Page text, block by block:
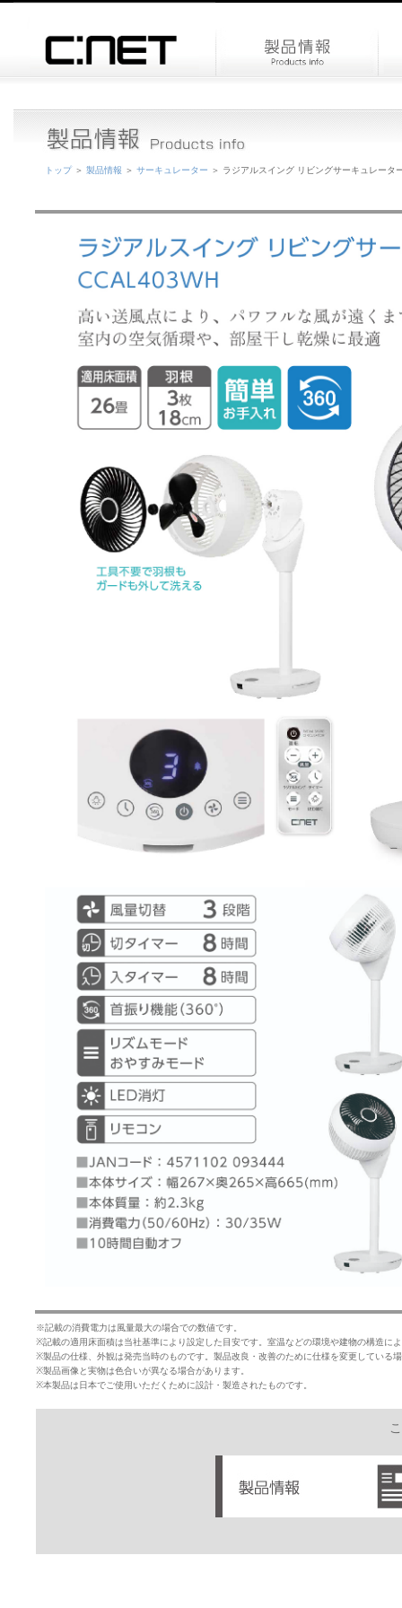
トップ＞ 製品情報 ＞ サーキュレーター ＞ ラジアルスイング リビングサーキュレー
※記載の消費電力は風量最大の場合での数値です。
※記載の適用床面積は当社基準により設定した目安です。室温などの環境や建物の構造に
※製品の仕様、外観は発売当時のものです。製品改良・改善のために仕様を変更している
※製品画像と実物は色合いが異なる場合があります。
※本製品は日本でご使用いただくために設計・製造されたものです。